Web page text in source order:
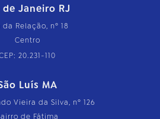
de Janeiro RJ
da Relação, nº 18
Centro
20.231-110
Luís MA
Vieira da Silva, nº 126
de Fátima